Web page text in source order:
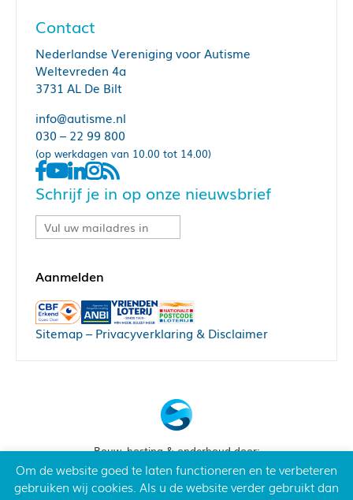
Contact
Nederlandse Vereniging voor Autisme
Weltevreden 4a
3731 AL De Bilt
info@autisme.nl
030 – 22 99 800
(op werkdagen van 10.00 tot 14.00)
Schrijf je in op onze nieuwsbrief
Sitemap– Privacyverklaring & Disclaimer
Bouw, hosting & onderhoud door:
Snowball Ecommerce
Om de website goed te laten functioneren en te verbeteren
gebruiken wij cookies. Als u de website verder gebruikt dan